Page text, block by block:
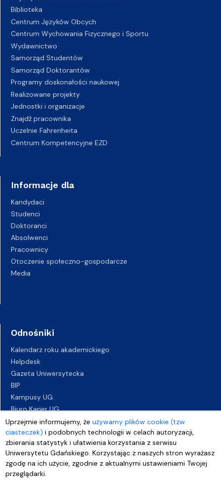
Uprzejmie informujemy, żeużywamy plików cookie (tzw.
ciasteczek) i podobnych technologii w celach autoryzacji,
zbierania statystyk i ułatwienia korzystania z serwisu
Uniwersytetu Gdańskiego. Korzystając z naszych stron wyrażasz
zgodę na ich użycie, zgodnie z aktualnymi ustawieniami Twojej
przeglądarki.
Biblioteka
Centrum Języków Obcych
Centrum Wychowania Fizycznego i Sportu
Wydawnictwo
Samorząd Studentów
Samorząd Doktorantów
Programy doskonałości naukowej
Realizowane projekty
Jednostki i organizacje
Znajdź pracownika
Uczelnie Fahrenheita
Centrum Kompetencyjne EZD
Informacje dla
Kandydaci
Studenci
Doktoranci
Absolwenci
Pracownicy
Otoczenie społeczno-gospodarcze
Media
Odnośniki
Kalendarz roku akademickiego
Helpdesk
Gazeta Uniwersytecka
BIP
Kampusy UG
Biuro Karier UG
Oferty pracy
Deklaracja dostępności